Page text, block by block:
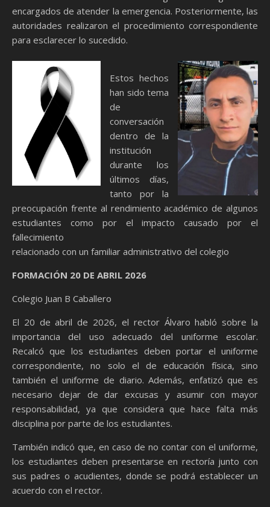
encargados de atender la emergencia. Posteriormente, las
autoridades realizaron el procedimiento correspondiente
para esclarecer lo sucedido.
Estos hechos
han sido tema
de
conversación
dentro de la
institución
durante los
últimos días,
tanto por la
preocupación frente al rendimiento académico de algunos
estudiantes como por el impacto causado por el
fallecimiento
relacionado con un familiar administrativo del colegio
FORMACIÓN 20 DE ABRIL 2026
Colegio Juan B Caballero
El 20 de abril de 2026, el rector Álvaro habló sobre la
importancia del uso adecuado del uniforme escolar.
Recalcó que los estudiantes deben portar el uniforme
correspondiente, no solo el de educación física, sino
también el uniforme de diario. Además, enfatizó que es
necesario dejar de dar excusas y asumir con mayor
responsabilidad, ya que considera que hace falta más
disciplina por parte de los estudiantes.
También indicó que, en caso de no contar con el uniforme,
los estudiantes deben presentarse en rectoría junto con
sus padres o acudientes, donde se podrá establecer un
acuerdo con el rector.